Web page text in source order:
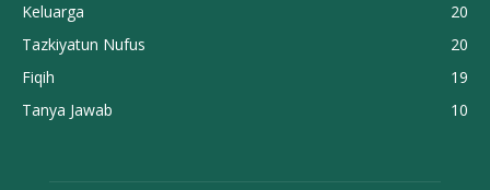
Keluarga
20
Tazkiyatun Nufus
20
Fiqih
19
Tanya Jawab
10